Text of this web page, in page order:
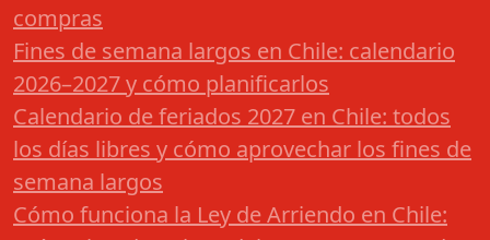
compras
Fines de semana largos en Chile: calendario
2026–2027 y cómo planificarlos
Calendario de feriados 2027 en Chile: todos
los días libres y cómo aprovechar los fines de
semana largos
Cómo funciona la Ley de Arriendo en Chile: